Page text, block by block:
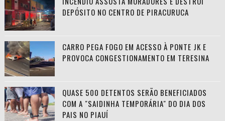
DEPÓSITO NO CENTRO DE PIRACURUCA
CARRO PEGA FOGO EM ACESSO À PONTE JK E
PROVOCA CONGESTIONAMENTO EM TERESINA
QUASE 500 DETENTOS SERÃO BENEFICIADOS
COM A "SAIDINHA TEMPORÁRIA" DO DIA DOS
PAIS NO PIAUÍ